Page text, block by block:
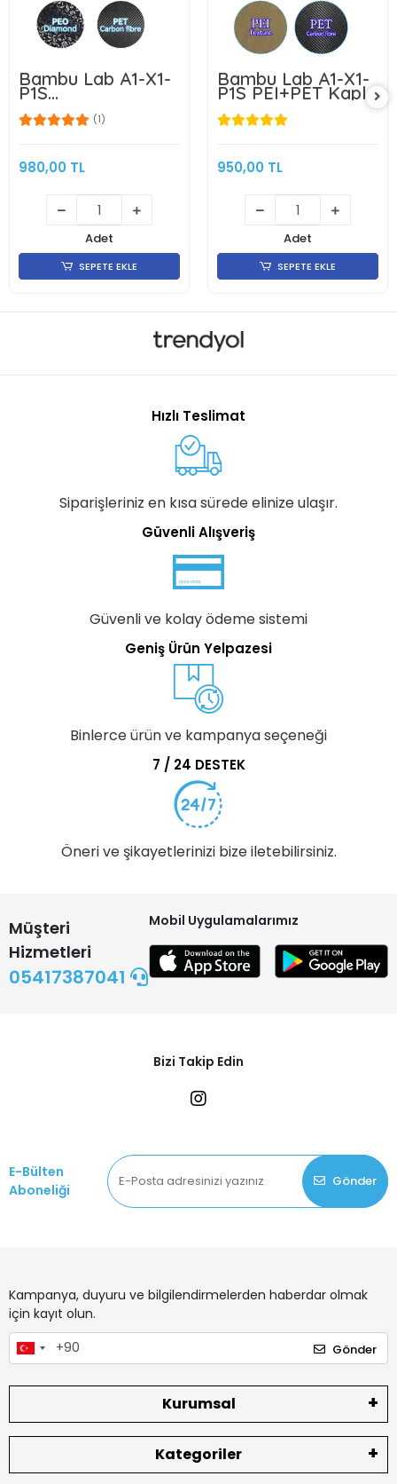
Bambu Lab A1-X1-
P1S
PEO(Diamond)+PET
Kaplı Yay Çeliği
Yüzlü- Klon
(1)
980,00 TL
Adet
SEPETE EKLE
Bambu Lab A1-X1-
P1S PEI+PET Kaplı
Yay Çeliği
Manyetik Tabla -
950,00 TL
Adet
SEPETE EKLE
Hızlı Teslimat
Siparişleriniz en kısa sürede elinize ulaşır.
Güvenli Alışveriş
Güvenli ve kolay ödeme sistemi
Geniş Ürün Yelpazesi
Binlerce ürün ve kampanya seçeneği
7 / 24 DESTEK
Öneri ve şikayetlerinizi bize iletebilirsiniz.
Müşteri
Hizmetleri
05417387041
Mobil Uygulamalarımız
Bizi Takip Edin
E-Bülten
Aboneliği
Gönder
Kampanya, duyuru ve bilgilendirmelerden haberdar olmak
için kayıt olun.
Gönder
Kurumsal
Kategoriler